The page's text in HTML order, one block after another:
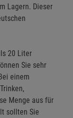
Lagern. Dieser
20 Liter
Sie sehr
einem
Menge aus für
sollten Sie